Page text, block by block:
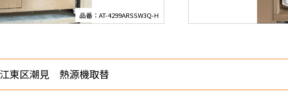
品番：AT-4299ARSSW3Q-H
東区潮見 熱源機取替